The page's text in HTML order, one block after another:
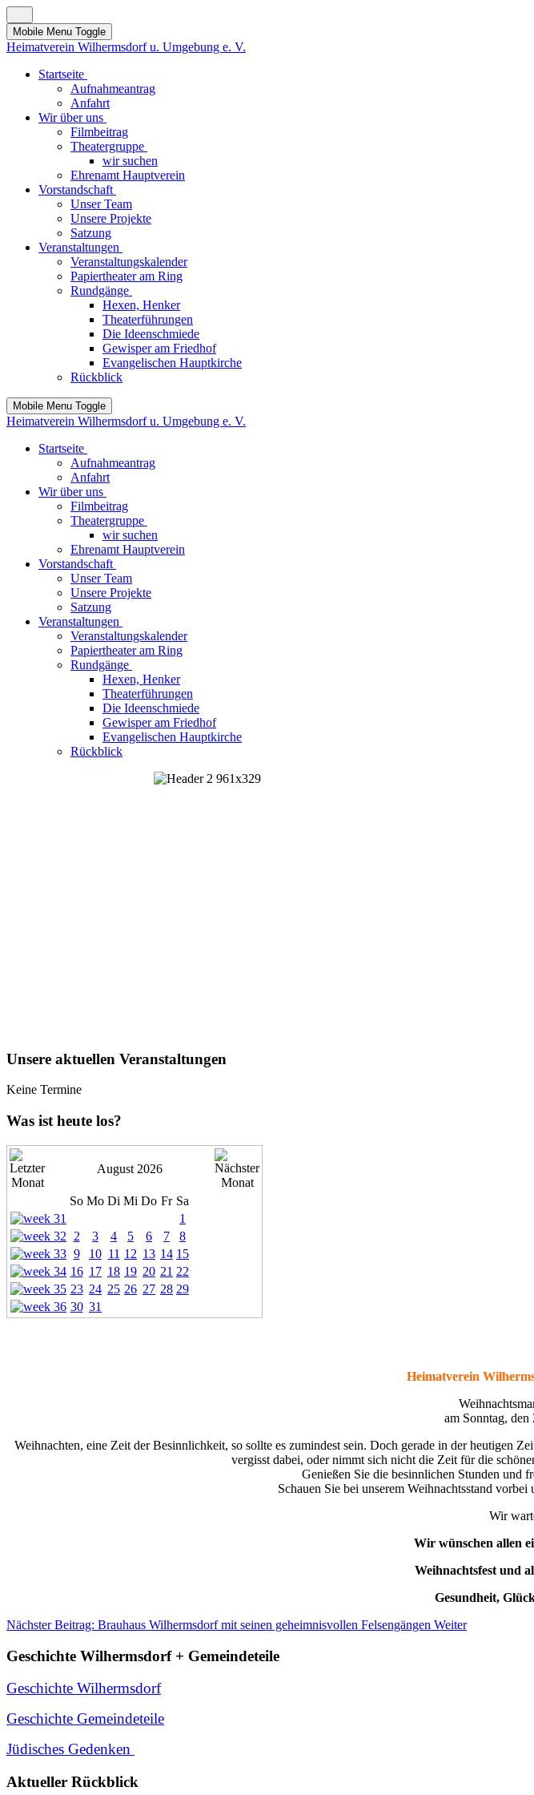
Mobile Menu Toggle
Heimatverein Wilhermsdorf u. Umgebung e. V.
Startseite
Aufnahmeantrag
Anfahrt
Wir über uns
Filmbeitrag
Theatergruppe
wir suchen
Ehrenamt Hauptverein
Vorstandschaft
Unser Team
Unsere Projekte
Satzung
Veranstaltungen
Veranstaltungskalender
Papiertheater am Ring
Rundgänge
Hexen, Henker
Theaterführungen
Die Ideenschmiede
Gewisper am Friedhof
Evangelischen Hauptkirche
Rückblick
Mobile Menu Toggle
Heimatverein Wilhermsdorf u. Umgebung e. V.
Startseite
Aufnahmeantrag
Anfahrt
Wir über uns
Filmbeitrag
Theatergruppe
wir suchen
Ehrenamt Hauptverein
Vorstandschaft
Unser Team
Unsere Projekte
Satzung
Veranstaltungen
Veranstaltungskalender
Papiertheater am Ring
Rundgänge
Hexen, Henker
Theaterführungen
Die Ideenschmiede
Gewisper am Friedhof
Evangelischen Hauptkirche
Rückblick
Unsere aktuellen Veranstaltungen
Keine Termine
Was ist heute los?
August 2026
So Mo Di Mi Do Fr Sa
1
2
3 4 5 6 7
8
9
10 11 12 13 14 15
16 17 18 19 20 21 22
23 24 25 26 27 28 29
30 31
Heimatverein
am Sonntag,
Weihnachten, eine Zeit der Besinnlichkeit, so sollte es zumindest sein. Doch gerade in der heutigen
vergisst dabei, oder nimmt sich nicht die Zeit für die
Genießen Sie die besinnlichen Stunden und
Schauen Sie bei unserem Weihnachtsstand
Wir
Wir wünschen allen
Weihnachtsfest und
Gesundheit,
Nächster Beitrag: Brauhaus Wilhermsdorf mit seinen geheimnisvollen Felsengängen Weiter
Geschichte Wilhermsdorf + Gemeindeteile
Geschichte Wilhermsdorf
Geschichte Gemeindeteile
Jüdisches Gedenken
Aktueller Rückblick